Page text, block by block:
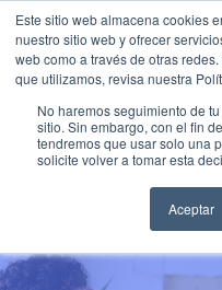
Este sitio web almacena cookies
nuestro sitio web y ofrecer
web como a través de otras
que utilizamos, revisa nuestra
No haremos seguimiento de
sitio. Sin embargo, con el fin
tendremos que usar solo una
solicite volver a tomar esta
Aceptar
Saltar
contenido